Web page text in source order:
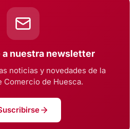
nuestra newsletter
noticias y novedades de la
Comercio de Huesca.